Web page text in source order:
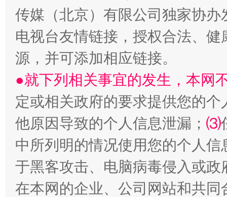
受贿1.44亿！段成刚被判无期 从幼
全民健身五年计划来了！等你上场
传媒（北京）有限公司独家协
电视台友情链接，授权合法、
源，并可添加相应链接。
●就下列相关事宜的发生，本网
定或相关政府的要求提供您的个
他原因导致的个人信息泄漏； ⑶
中所列明的情况使用您的个人
于黑客攻击、电脑病毒侵入或
在本网的企业、公司网站和共